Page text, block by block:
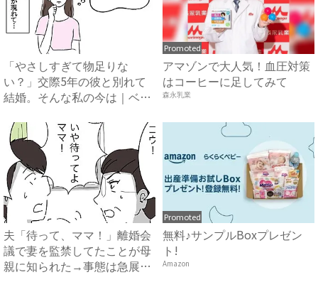
「やさしすぎて物足りな
い？」交際5年の彼と別れて
結婚。そんな私の今は｜ベビ
Promoted
アマゾンで大人気！血圧対策
はコーヒーに足してみて
森永乳業
夫「待って、ママ！」離婚会
議で妻を監禁してたことが母
親に知られた→事態は急展開
Promoted
無料♪サンプルBoxプレゼン
ト!
Amazon